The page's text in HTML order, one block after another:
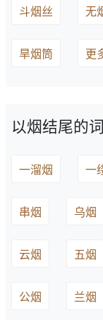
斗烟丝 无
旱烟筒 更
以烟结尾的
一溜烟 一
串烟 乌烟
云烟 五烟
公烟 兰烟